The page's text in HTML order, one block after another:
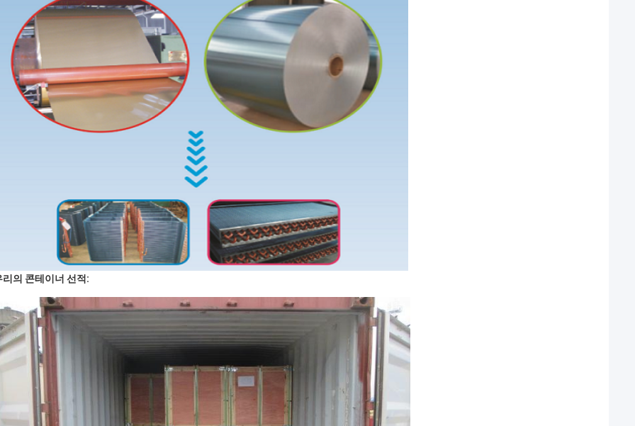
리의 콘테이너 선적: